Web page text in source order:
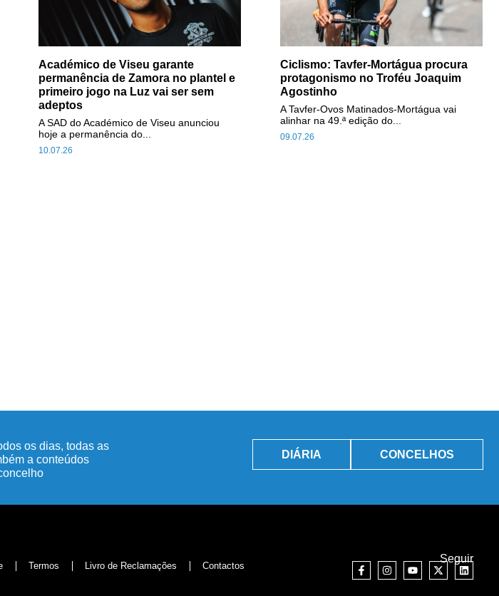
Académico de Viseu garante
permanência de Zamora no plantel e
primeiro jogo na Luz vai ser sem
adeptos
10.07.26
A SAD do Académico de Viseu anunciou
hoje a permanência do...
Ciclismo: Tavfer-Mortágua procura
protagonismo no Troféu Joaquim
Agostinho
09.07.26
A Tavfer-Ovos Matinados-Mortágua vai
alinhar na 49.ª edição do...
os dias, todas as
a conteúdos
DIÁRIA CONCELHOS
Termos Livro de Reclamações Contactos
Seguir